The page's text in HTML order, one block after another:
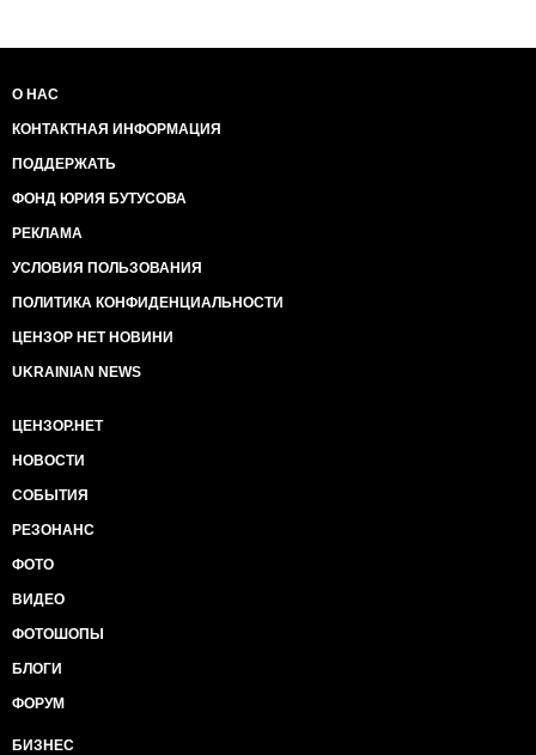
О НАС
КОНТАКТНАЯ ИНФОРМАЦИЯ
ПОДДЕРЖАТЬ
ФОНД ЮРИЯ БУТУСОВА
РЕКЛАМА
УСЛОВИЯ ПОЛЬЗОВАНИЯ
ПОЛИТИКА КОНФИДЕНЦИАЛЬНОСТИ
ЦЕНЗОР НЕТ НОВИНИ
UKRAINIAN NEWS
ЦЕНЗОР.НЕТ
НОВОСТИ
СОБЫТИЯ
РЕЗОНАНС
ФОТО
ВИДЕО
ФОТОШОПЫ
БЛОГИ
ФОРУМ
БИЗНЕС